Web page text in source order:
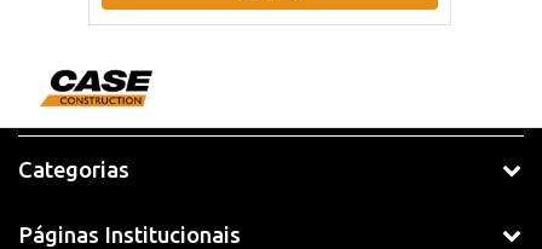
Categorias
Páginas Institucionais